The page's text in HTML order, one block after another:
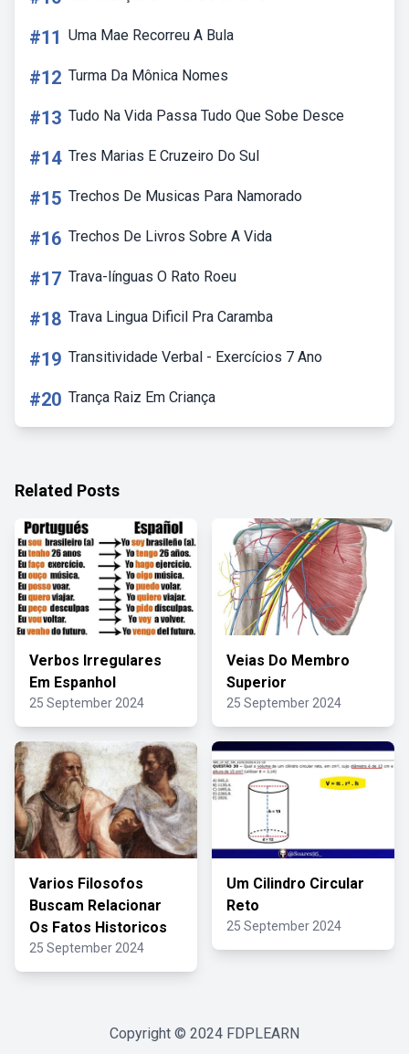
#11 Uma Mae Recorreu A Bula
#12 Turma Da Mônica Nomes
#13 Tudo Na Vida Passa Tudo Que Sobe Desce
#14 Tres Marias E Cruzeiro Do Sul
#15 Trechos De Musicas Para Namorado
#16 Trechos De Livros Sobre A Vida
#17 Trava-línguas O Rato Roeu
#18 Trava Lingua Dificil Pra Caramba
#19 Transitividade Verbal - Exercícios 7 Ano
#20 Trança Raiz Em Criança
Related Posts
Verbos Irregulares
Em Espanhol
25 September 2024
Veias Do Membro
Superior
25 September 2024
Varios Filosofos
Buscam Relacionar
Os Fatos Historicos
25 September 2024
Um Cilindro Circular
Reto
25 September 2024
Copyright © 2024 FDPLEARN